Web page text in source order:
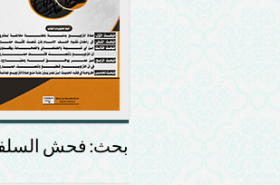
بحث: فحش